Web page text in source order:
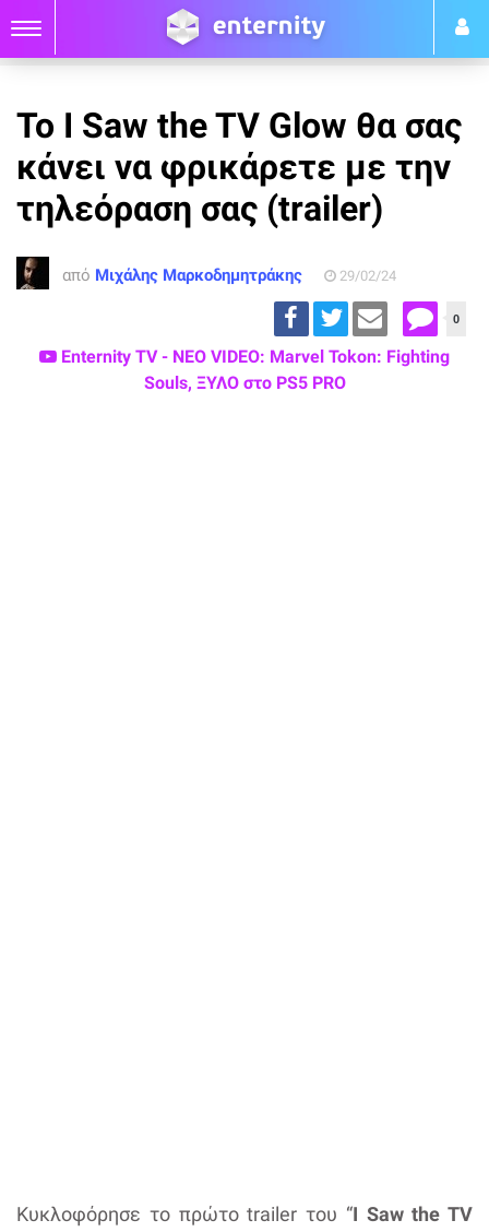
To I Saw the TV Glow θα σας
κάνει να φρικάρετε με την
τηλεόραση σας (trailer)
από Μιχάλης Μαρκοδημητράκης 29/02/24
0
Enternity TV - ΝΕΟ VIDEO: Marvel Tokon: Fighting
Souls, ΞΥΛΟ στο PS5 PRO
Κυκλοφόρησε το πρώτο trailer του “I Saw the TV